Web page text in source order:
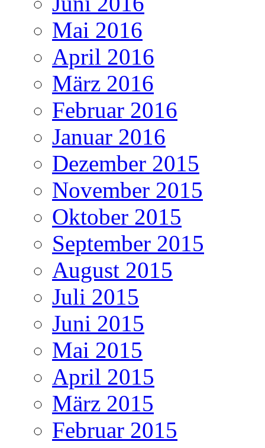
Mai 2016
April 2016
März 2016
Februar 2016
Januar 2016
Dezember 2015
November 2015
Oktober 2015
September 2015
August 2015
Juli 2015
Juni 2015
Mai 2015
April 2015
März 2015
Februar 2015